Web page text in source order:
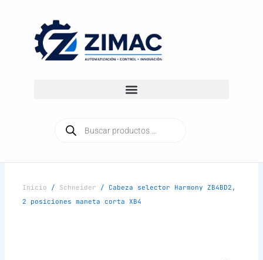
contenido
productos
Inicio / Schneider / Cabeza selector Harmony ZB4BD2,
2 posiciones maneta corta XB4